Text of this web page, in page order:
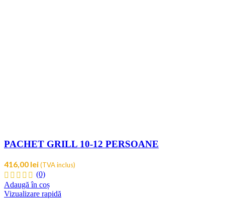
PACHET GRILL 10-12 PERSOANE
416,00 lei(TVA inclus)
(0)
Adaugă în coș
Vizualizare rapidă